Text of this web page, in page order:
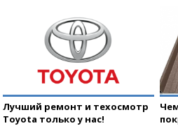
Лучший ремонт и техосмотр
Toyota только у нас!